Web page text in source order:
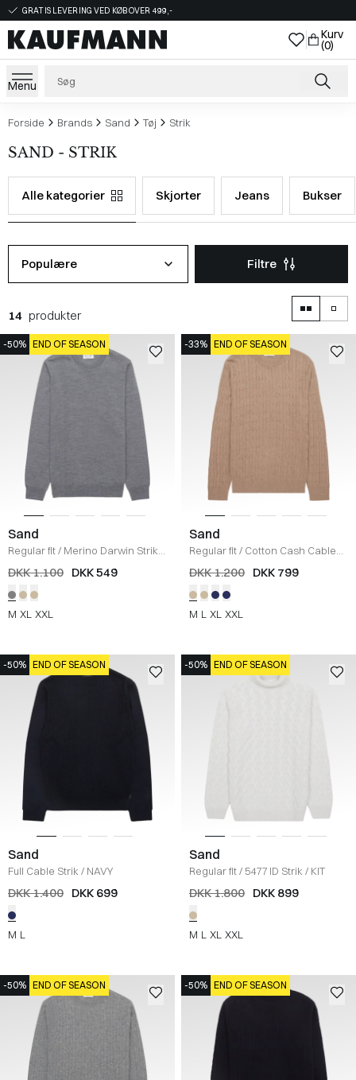
GRATIS LEVERING VED KØB OVER 499,-
Kurv
(0)
Menu
Forside Brands Sand Tøj Strik
SAND - STRIK
Alle kategorier Skjorter Jeans Bukser
Populære Filtre
14 produkter
-50% END OF SEASON
Sand
Regular fit/ Merino Darwin Strik
GRÅ
DKK 1.100 DKK 549
M XL XXL
-33% END OF SEASON
Sand
Regular fit/ Cotton Cash Cable
Strik
SAND
DKK 1.200 DKK 799
M L XL XXL
-50% END OF SEASON
Sand
Full Cable Strik / NAVY
DKK 1.400 DKK 699
M L
-50% END OF SEASON
Sand
Regular fit/ 5477 ID Strik / KIT
DKK 1.800 DKK 899
M L XL XXL
-50% END OF SEASON -50% END OF SEASON